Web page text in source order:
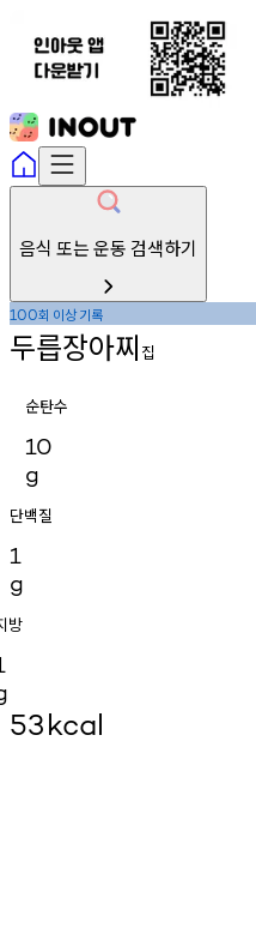
음식 또는 운동 검색하기
100회 이상기록
두릅장아찌 집
순탄수
10
g
단백질
1
g
방
53kcal